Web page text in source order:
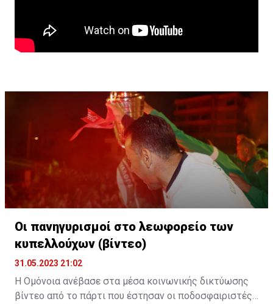
Οι πανηγυρισμοί στο λεωφορείο των
κυπελλούχων (βίντεο)
31.05.2023 21:02
Η Ομόνοια ανέβασε στα μέσα κοινωνικής δικτύωσης
βίντεο από το πάρτι που έστησαν οι ποδοσφαιριστές